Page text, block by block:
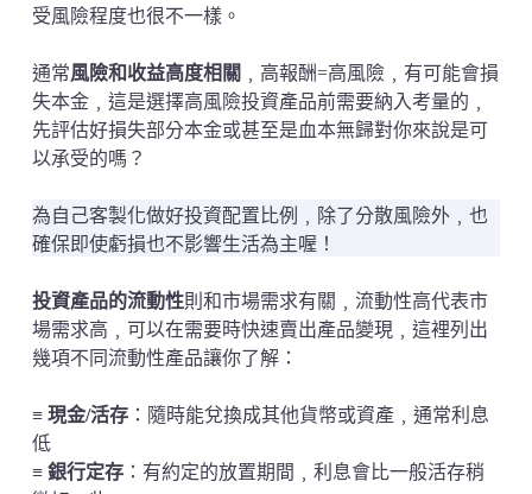
受風險程度也很不一樣。
通常風險和收益高度相關 ﹐高報酬=高風險﹐有可能會損
失本金﹐這是選擇高風險投資產品前需要納入考量的﹐
先評估好損失部分本金或甚至是血本無歸對你來說是可
以承受的嗎？
為自己客製化做好投資配置比例﹐除了分散風險外﹐也
確保即使虧損也不影響生活為主喔！
投資產品的流動性則和市場需求有關﹐流動性高代表市
場需求高﹐可以在需要時快速賣出產品變現﹐這裡列出
幾項不同流動性產品讓你了解：
≡ 現金/活存：隨時能兌換成其他貨幣或資產﹐通常利息
低
≡ 銀行定存：有約定的放置期間﹐利息會比一般活存稍